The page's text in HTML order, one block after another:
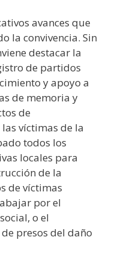
avances que
la convivencia. Sin
destacar la
de partidos
y apoyo a
de memoria y
de
víctimas de la
todos los
locales para
de la
de víctimas
por el
o el
presos del daño